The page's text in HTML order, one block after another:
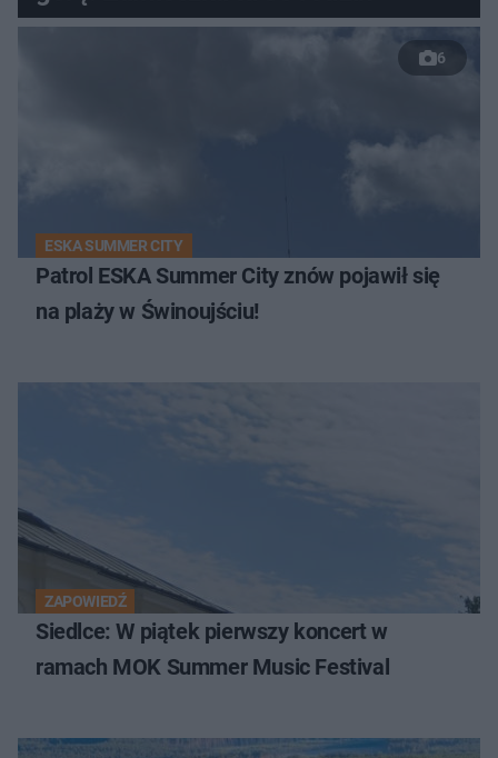
6
ESKA SUMMER CITY
Patrol ESKA Summer City znów pojawił się
na plaży w Świnoujściu!
ZAPOWIEDŹ
Siedlce: W piątek pierwszy koncert w
ramach MOK Summer Music Festival